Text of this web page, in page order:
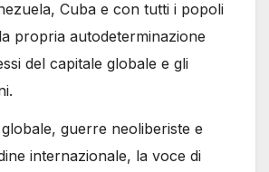
Cuba e con tutti i popoli
propria autodeterminazione
del capitale globale e gli
guerre neoliberiste e
internazionale, la voce di